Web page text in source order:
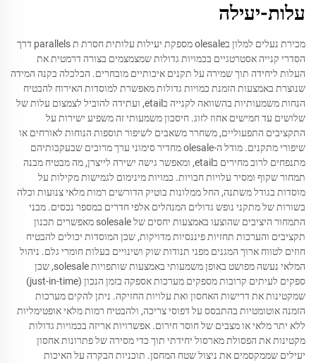
עלות-יעילה
מכירת נעלים למלון בolesale מספקת יעילות עלותית חסרת ת parallels דרך
הסדרי קנייה אסטרטגיים בכמויות גדולות שמצמצמים בצורה דרמטית את
העלות ליחידה תוך שמירה על תקנים איכותיים מובחרים. הכלכלה בקנה המידה
שנוצרת באמצעות הזמנת כמויות גדולות מאפשרת למוסדות האירוח להבטיח
הנחות משמעותיות בהשוואה לקנייה בetail, ועתידה להוביל לצמצום עלות של
שלושים עד חמישים אחוז לזוג. חיסכון משמעותי זה משפיע ישירות על
התקציבים התפעוליים, משחרר משאבים לשיפור תוספות הנוחות לאורחים או
שיפורי מתקנים. מודל ה-olesale מחדיר סימוני ערך מרובים שבעקבותיהם
מתנפחים לרוב מחירים בetail, ומאפשר גישה ישירה לייצרן, מה מבטיח מבנה
תמחור שקוף ומסיר עלויות חבויות. כמויות מינימום לגמישות מקילות על
מוסדות בגודל משתנה, החל ממלונות בוטיק הדורשים רמות מלאי צנועות וכלה
בשורות של מתקני נופש גדולים המנהלים אלפי חדרים במספר נכסים. מבני
התמחור היציבים שהוצעו באמצעות יחסים של solesale מאפשרים תכנון
תקציבים והערכות תחזיות פיננסיות מדויקות, שכן המוסדות יכולים להבטיח
חוזים לטווח ארוך המגנים מפני תנודות שוק ושינויים בעלות חומרי גלם. ניהול
המלאי נעשה מפושט באופן משמעותי באמצעות שותפויות solesale, שכן
ספקים לעיתים קרובות מספקים מערכות אספקה בזמן הנכון (just-in-time)
שמקטינות את דרישות האחסון ואת עלויות החזיקה. ניתן להקים מערכות
הזמנה אוטומטיות בהתבסס על דפוסי צריכה, ולהבטיח רמות מלאי אופטימליות
ללא יתר מלאי או מצבים של חוסר חירום. אפשרויות אריזה בכמויות גדולות
מקטינות את הפסולת מארסול יחידתי תוך כדי מסירה של פתרונות אחסון
יעילים שממקסמים את ניצול שטח המחסן. תוכניות הבקרה על האיכות